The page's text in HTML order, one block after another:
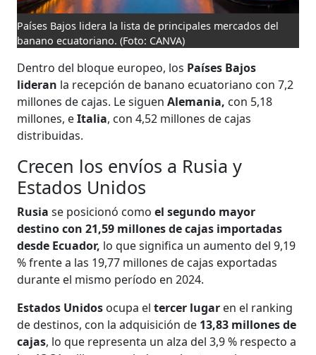
Países Bajos lidera la lista de principales mercados del
banano ecuatoriano. (Foto: CANVA)
Dentro del bloque europeo, los Países Bajos
lideran la recepción de banano ecuatoriano con 7,2
millones de cajas. Le siguen Alemania, con 5,18
millones, eItalia, con 4,52 millones de cajas
distribuidas.
Crecen los envíos a Rusia y
Estados Unidos
Rusia se posicionó comoel segundo mayor
destino con 21,59 millones de cajas importadas
desde Ecuador, lo que significa un aumento del 9,19
% frente a las 19,77 millones de cajas exportadas
durante el mismo período en 2024.
Estados Unidos ocupa eltercer lugar en el ranking
de destinos, con la adquisición de 13,83 millones de
cajas, lo que representa un alza del 3,9 % respecto a